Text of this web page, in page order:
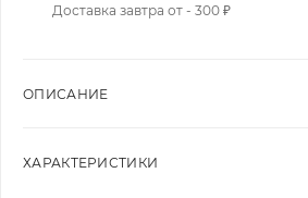
Доставка завтра от - 300 ₽
ОПИСАНИЕ
ХАРАКТЕРИСТИКИ